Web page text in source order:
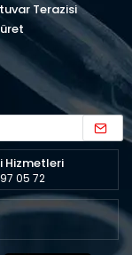
Terazisi
Hizmetleri
05 72